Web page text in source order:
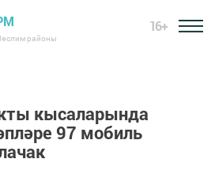
районы
16+
кысаларында
97 мобиль